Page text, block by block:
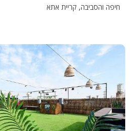
חיפה והסביבה, קריית אתא